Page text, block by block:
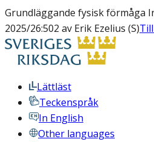
Grundläggande fysisk förmåga
2025/26:502 av Erik Ezelius (S)
Lättläst
Teckenspråk
In English
Other languages